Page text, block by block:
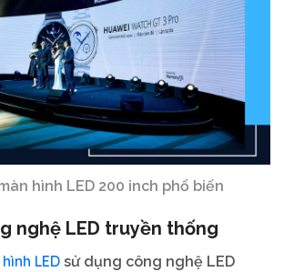
hình LED 200 inch phổ biến
nghệ LED truyền thống
LED sử dụng công nghệ LED